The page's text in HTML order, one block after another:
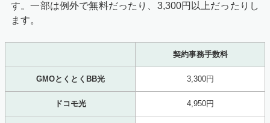
す。一部は例外で無料だったり、3,300円以上だったりし
ます。
契約事務手数料
GMOとくとくBB光 3,300円
ドコモ光 4,950円